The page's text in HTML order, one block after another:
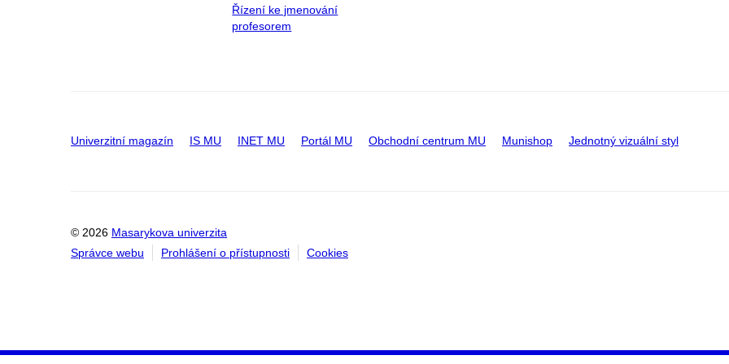
Řízení ke jmenování
profesorem
Univerzitní magazín IS MU INET MU Portál MU Obchodní centrum MU Munishop Jednotný vizuální styl
© 2026 Masarykova univerzita
Správce webu
Prohlášení o přístupnosti Cookies